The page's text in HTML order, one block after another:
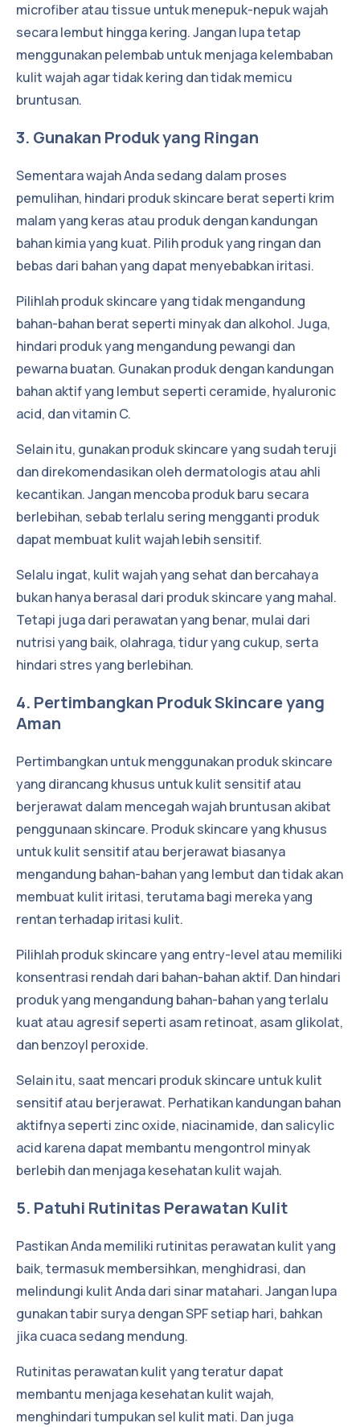
microfiber atau tissue untuk menepuk-nepuk wajah
secara lembut hingga kering. Jangan lupa tetap
menggunakan pelembab untuk menjaga kelembaban
kulit wajah agar tidak kering dan tidak memicu
bruntusan.
3. Gunakan Produk yang Ringan
Sementara wajah Anda sedang dalam proses
pemulihan, hindari produk skincare berat seperti krim
malam yang keras atau produk dengan kandungan
bahan kimia yang kuat. Pilih produk yang ringan dan
bebas dari bahan yang dapat menyebabkan iritasi.
Pilihlah produk skincare yang tidak mengandung
bahan-bahan berat seperti minyak dan alkohol. Juga,
hindari produk yang mengandung pewangi dan
pewarna buatan. Gunakan produk dengan kandungan
bahan aktif yang lembut seperti ceramide, hyaluronic
acid, dan vitamin C.
Selain itu, gunakan produk skincare yang sudah teruji
dan direkomendasikan oleh dermatologis atau ahli
kecantikan. Jangan mencoba produk baru secara
berlebihan, sebab terlalu sering mengganti produk
dapat membuat kulit wajah lebih sensitif.
Selalu ingat, kulit wajah yang sehat dan bercahaya
bukan hanya berasal dari produk skincare yang mahal.
Tetapi juga dari perawatan yang benar, mulai dari
nutrisi yang baik, olahraga, tidur yang cukup, serta
hindari stres yang berlebihan.
4. Pertimbangkan Produk Skincare yang
Aman
Pertimbangkan untuk menggunakan produk skincare
yang dirancang khusus untuk kulit sensitif atau
berjerawat dalam mencegah wajah bruntusan akibat
penggunaan skincare. Produk skincare yang khusus
untuk kulit sensitif atau berjerawat biasanya
mengandung bahan-bahan yang lembut dan tidak akan
membuat kulit iritasi, terutama bagi mereka yang
rentan terhadap iritasi kulit.
Pilihlah produk skincare yang entry-level atau memiliki
konsentrasi rendah dari bahan-bahan aktif. Dan hindari
produk yang mengandung bahan-bahan yang terlalu
kuat atau agresif seperti asam retinoat, asam glikolat,
dan benzoyl peroxide.
Selain itu, saat mencari produk skincare untuk kulit
sensitif atau berjerawat. Perhatikan kandungan bahan
aktifnya seperti zinc oxide, niacinamide, dan salicylic
acid karena dapat membantu mengontrol minyak
berlebih dan menjaga kesehatan kulit wajah.
5. Patuhi Rutinitas Perawatan Kulit
Pastikan Anda memiliki rutinitas perawatan kulit yang
baik, termasuk membersihkan, menghidrasi, dan
melindungi kulit Anda dari sinar matahari. Jangan lupa
gunakan tabir surya dengan SPF setiap hari, bahkan
jika cuaca sedang mendung.
Rutinitas perawatan kulit yang teratur dapat
membantu menjaga kesehatan kulit wajah,
menghindari tumpukan sel kulit mati. Dan juga